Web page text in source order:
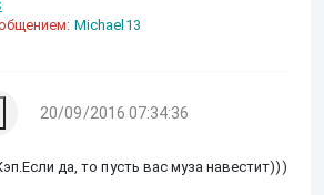
Michael13
20/09/2016 07:34:36
да, то пусть вас муза навестит)))